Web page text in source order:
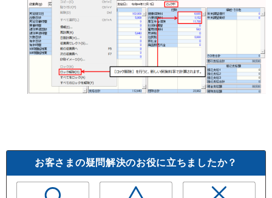
お客さまの疑問解決のお役に立ちましたか？